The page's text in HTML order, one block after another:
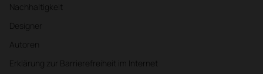
Nachhaltigkeit
Designer
Autoren
Erklärung zur Barrierefreiheit im Internet